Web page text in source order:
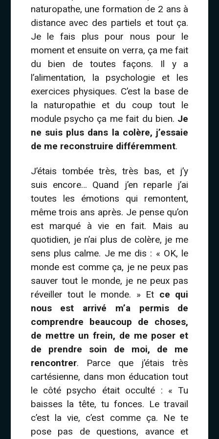
naturopathe, une formation de 2 ans à
distance avec des partiels et tout ça.
Je le fais plus pour nous pour le
moment et ensuite on verra, ça me fait
du bien de toutes façons. Il y a
l’alimentation, la psychologie et les
exercices physiques. C’est la base de
la naturopathie et du coup tout le
module psycho ça me fait du bien. Je
ne suis plus dans la colère, j’essaie
de me reconstruire différemment.
J’étais tombée très, très bas, et j’y
suis encore… Quand j’en reparle j’ai
toutes les émotions qui remontent,
même trois ans après. Je pense qu’on
est marqué à vie en fait. Mais au
quotidien, je n’ai plus de colère, je me
sens plus calme. Je me dis : « OK, le
monde est comme ça, je ne peux pas
sauver tout le monde, je ne peux pas
réveiller tout le monde. » Et ce qui
nous est arrivé m’a permis de
comprendre beaucoup de choses,
de mettre un frein, de me poser et
de prendre soin de moi, de me
rencontrer. Parce que j’étais très
cartésienne, dans mon éducation tout
le côté psycho était occulté : « Tu
baisses la tête, tu fonces. Le travail
c’est la vie, c’est comme ça. Ne te
pose pas de questions, avance et